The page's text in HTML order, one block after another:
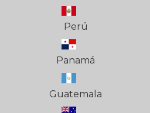
Perú
Panamá
Guatemala